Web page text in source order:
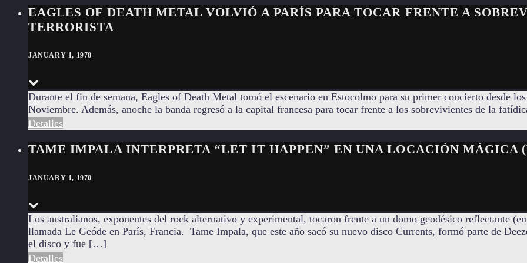
EAGLES OF DEATH METAL VOLVIÓ A PARÍS PARA TOCAR FRENTE A
TERRORISTA
JANUARY 1, 1970
Durante el fin de semana, Eagles of Death Metal tomó el escenario en Estocolmo para su primer concierto desde
Noviembre. Además, anoche la banda regresó a la capital francesa para tocar frente a los sobrevivientes de la
Detalles
TAME IMPALA INTERPRETA “LET IT HAPPEN” EN UNA LOCACIÓN MÁGICA
JANUARY 1, 1970
Los australianos, exponentes del rock alternativo y experimental, tocaron frente a un domo geodésico reflectante
llamada Le Geóde en París, Francia. Tame Impala, que este año sacó su nuevo disco Currents, formó parte de
el disco y fue […]
Detalles